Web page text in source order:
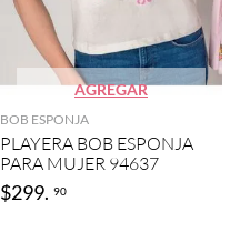
AGREGAR
BOB ESPONJA
PLAYERA BOB ESPONJA
PARA MUJER 94637
$299. 90